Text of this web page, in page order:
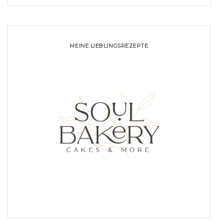
MEINE LIEBLINGSREZEPTE